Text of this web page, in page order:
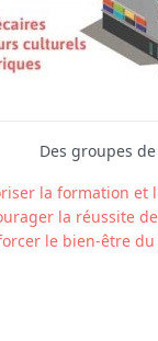
Des groupes
la formation
la réussite
le bien-être